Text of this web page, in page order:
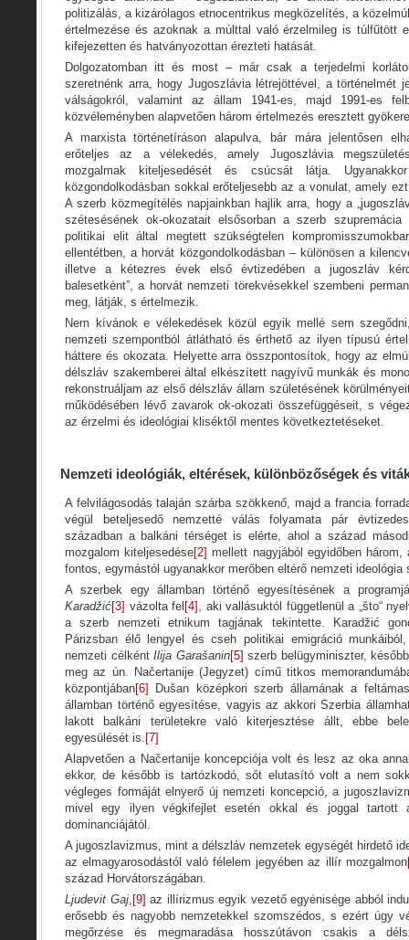
politizálás, a kizárólagos etnocentrikus megközelítés, a
értelmezése és azoknak a múlttal való érzelmileg is túlfűtött
kifejezetten és hatványozottan érezteti hatását.
Dolgozatomban itt és most – már csak a terjedelmi
szeretnénk arra, hogy Jugoszlávia létrejöttével, a történelmét
válságokról, valamint az állam 1941-es, majd 1991-es
közvéleményben alapvetően három értelmezés eresztett
A marxista történetíráson alapulva, bár mára jelentősen
erőteljes az a vélekedés, amely Jugoszlávia
mozgalmak kiteljesedését és csúcsát látja.
közgondolkodásban sokkal erőteljesebb az a vonulat, amely
A szerb közmegítélés napjainkban hajlik arra, hogy a
szétesésének ok-okozatait elsősorban a szerb
politikai elit által megtett szükségtelen
ellentétben, a horvát közgondolkodásban – különösen a
illetve a kétezres évek első évtizedében a jugoszláv
balesetként”, a horvát nemzeti törekvésekkel szembeni
meg, látják, s értelmezik.
Nem kívánok e vélekedések közül egyik mellé sem
nemzeti szempontból átlátható és érthető az ilyen típusú
háttere és okozata. Helyette arra összpontosítok, hogy az
délszláv szakemberei által elkészített nagyívű munkák és
rekonstruáljam az első délszláv állam születésének
működésében lévő zavarok ok-okozati összefüggéseit, s
az érzelmi és ideológiai kliséktől mentes következtetéseket.
Nemzeti ideológiák, eltérések, különbözőségek és
A felvilágosodás talaján szárba szökkenő, majd a francia
végül beteljesedő nemzetté válás folyamata pár
században a balkáni térséget is elérte, ahol a század
mozgalom kiteljesedése[2] mellett nagyjából egyidőben
fontos, egymástól ugyanakkor merőben eltérő nemzeti ideológia
A szerbek egy államban történő egyesítésének a
Karadžić[3] vázolta fel [4]
, aki vallásuktól függetlenül a „što“
a szerb nemzeti etnikum tagjának tekintette. Karadžić
Párizsban élő lengyel és cseh politikai emigráció
nemzeti célkéntIlija Garašanin[5] szerb belügyminiszter,
meg az ún. Načertanije (Jegyzet) című titkos
központjában[6]
Dušan középkori szerb államának a
államban történő egyesítése, vagyis az akkori Szerbia
lakott balkáni területekre való kiterjesztése állt, ebbe
egyesülését is. [7]
Alapvetően a Načertanije koncepciója volt és lesz az oka
ekkor, de később is tartózkodó, sőt elutasító volt a nem
végleges formáját elnyerő új nemzeti koncepció, a
mivel egy ilyen végkifejlet esetén okkal és joggal tartott
dominanciájától.
A jugoszlavizmus, mint a délszláv nemzetek egységét hirdető
az elmagyarosodástól való félelem jegyében az illír mozgalmon
század Horvátországában.
Ljudevit Gaj, [9] az illírizmus egyik vezető egyénisége abból
erősebb és nagyobb nemzetekkel szomszédos, s ezért úgy
megőrzése és megmaradása hosszútávon csakis a